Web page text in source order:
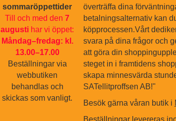
sommaröppettider
Till och med den7
augusti har vi öppet:
Måndag–fredag: kl.
13.00–17.00
Beställningar via
webbutiken
behandlas och
skickas som vanligt.
överträffa dina
betalningsalternativ kan
köpprocessen.Vårt
svara på dina frågor och
att göra din
steget in i framtidens
skapa minnesvärda
SATellitproffsen AB!"
Besök gärna våran butik i
Beställningar levereras